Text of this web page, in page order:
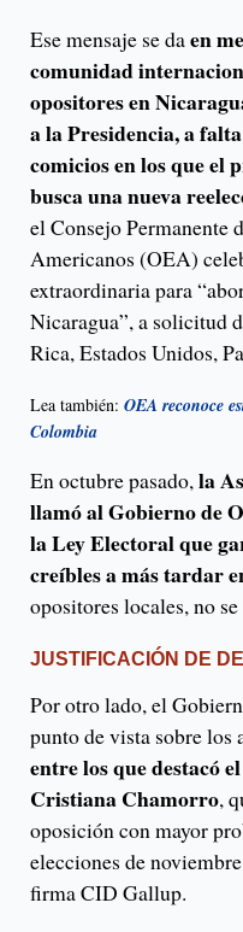
Ese mensaje se daen
comunidad
opositores en
a la Presidencia, a
comicios en los que el
busca una nueva
el Consejo Permanente
Americanos (OEA)
extraordinaria para
Nicaragua”, a solicitud
Rica, Estados Unidos,
Lea también: OEA reconoce
Colombia
En octubre pasado,la
llamó al Gobierno de
la Ley Electoral que
creíbles a más tardar
opositores locales, no se
JUSTIFICACIÓN DE
Por otro lado, el
punto de vista sobre los
entre los que destacó
Cristiana Chamorro,
oposición con mayor
elecciones de
firma CID Gallup.